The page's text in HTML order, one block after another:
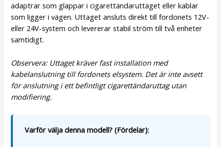
adaptrar som glappar i cigarettändaruttaget eller kablar
som ligger i vägen. Uttaget ansluts direkt till fordonets 12V-
eller 24V-system och levererar stabil ström till två enheter
samtidigt.
Observera: Uttaget kräver fast installation med
kabelanslutning till fordonets elsystem. Det är inte avsett
för anslutning i ett befintligt cigarettändaruttag utan
modifiering.
Varför välja denna modell? (Fördelar):